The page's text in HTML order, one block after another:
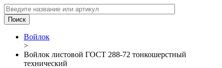
Войлок
>
Войлок листовой ГОСТ 288-72 тонкошерстный
технический